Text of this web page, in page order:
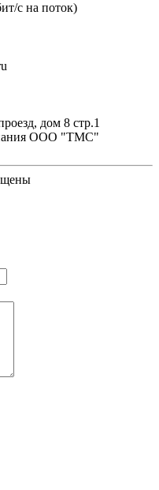
с на поток)
дом 8 стр.1
OOO "TMC"